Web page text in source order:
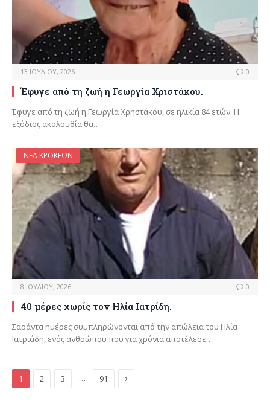
13 ΙΟΥΛΊΟΥ, 2026 0
Έφυγε από τη ζωή η Γεωργία Χριστάκου.
Έφυγε από τη ζωή η Γεωργία Χρηστάκου, σε ηλικία 84 ετών. Η
εξόδιος ακολουθία θα…
ΝΈΑ ΚΡΟΚΕΏΝ
8 ΙΟΥΛΊΟΥ, 2026 0
40 μέρες χωρίς τον Ηλία Ιατρίδη.
Σαράντα ημέρες συμπληρώνονται από την απώλεια του Ηλία
Ιατριάδη, ενός ανθρώπου που για χρόνια αποτέλεσε…
1 2 3 … 91 Next